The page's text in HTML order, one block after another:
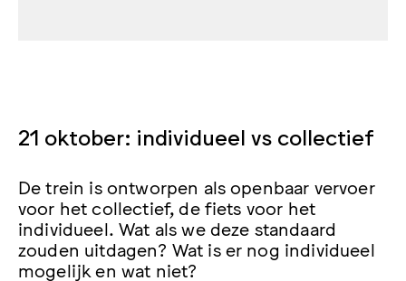
21 oktober: individueel vs collectief
De trein is ontworpen als openbaar vervoer
voor het collectief, de fiets voor het
individueel. Wat als we deze standaard
zouden uitdagen? Wat is er nog individueel
mogelijk en wat niet?